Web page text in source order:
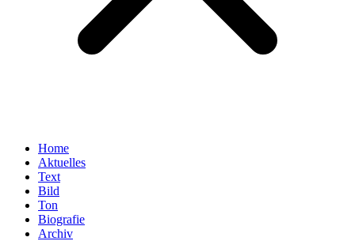
Home
Aktuelles
Text
Bild
Ton
Biografie
Archiv